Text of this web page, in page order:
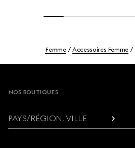
Femme Accessoires Femme
NOS BOUTIQUES
PAYS/RÉGION, VILLE